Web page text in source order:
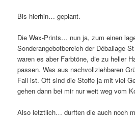
Bis hierhin… geplant.
Die Wax-Prints… nun ja, zum einen
Sonderangebotbereich der Déballage
waren es aber Farbtöne, die zu heller
passen. Was aus nachvollziehbaren
Fall ist. Oft sind die Stoffe ja mit viel
gehen dann bei mir nur weit weg vom
Also letztlich… durften die auch noch